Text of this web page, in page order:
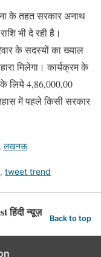
के तहत सरकार अनाथ
भी दे रही है।
के सदस्यों का ख्याल
मिलेगा। कार्यक्रम के
के लिये 4,86,000,00
में पहले किसी सरकार
, लखनऊ
, tweet trend
हिंदी न्यूज़ Back to top